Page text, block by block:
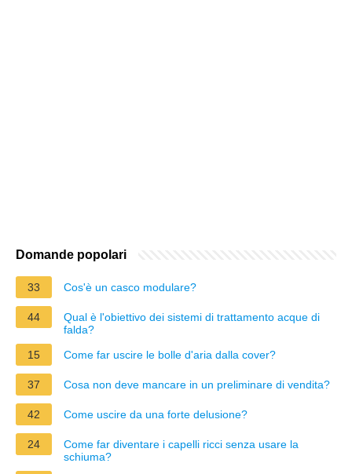
Domande popolari
33 Cos'è un casco modulare?
44
Qual è l'obiettivo dei sistemi di trattamento acque di
falda?
15
Come far uscire le bolle d'aria dalla cover?
37 Cosa non deve mancare in un preliminare di vendita?
42 Come uscire da una forte delusione?
24
Come far diventare i capelli ricci senza usare la
schiuma?